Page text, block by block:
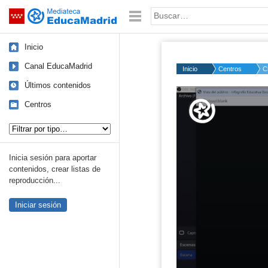
Saltar navegación Palabra o frase:
Inicio
Canal EducaMadrid
Últimos contenidos
Centros
Inicia sesión para aportar
contenidos, crear listas de
reproducción...
Iniciar sesión
Inicio Centros
Volume
50%